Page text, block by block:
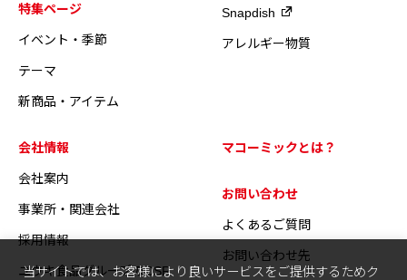
特集ページ
イベント・季節
テーマ
新商品・アイテム
Snapdish
アレルギー物質
会社情報
会社案内
事業所・関連会社
採用情報
ユウキ食品グループのCSR
マコーミックとは？
お問い合わせ
よくあるご質問
お問い合わせ先
当サイトでは、お客様により良いサービスをご提供するためク